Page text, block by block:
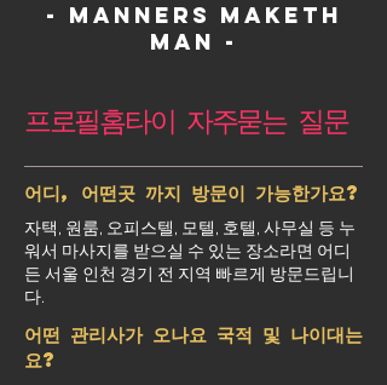
- Manners maketh
man -
프로필홈타이 자주묻는 질문
어디, 어떤곳 까지 방문이 가능한가요?
자택, 원룸, 오피스텔, 모텔, 호텔, 사무실 등 누
워서 마사지를 받으실 수 있는 장소라면 어디
든 서울 인천 경기 전 지역 빠르게 방문드립니
다.
어떤 관리사가 오나요 국적 및 나이대는
요?